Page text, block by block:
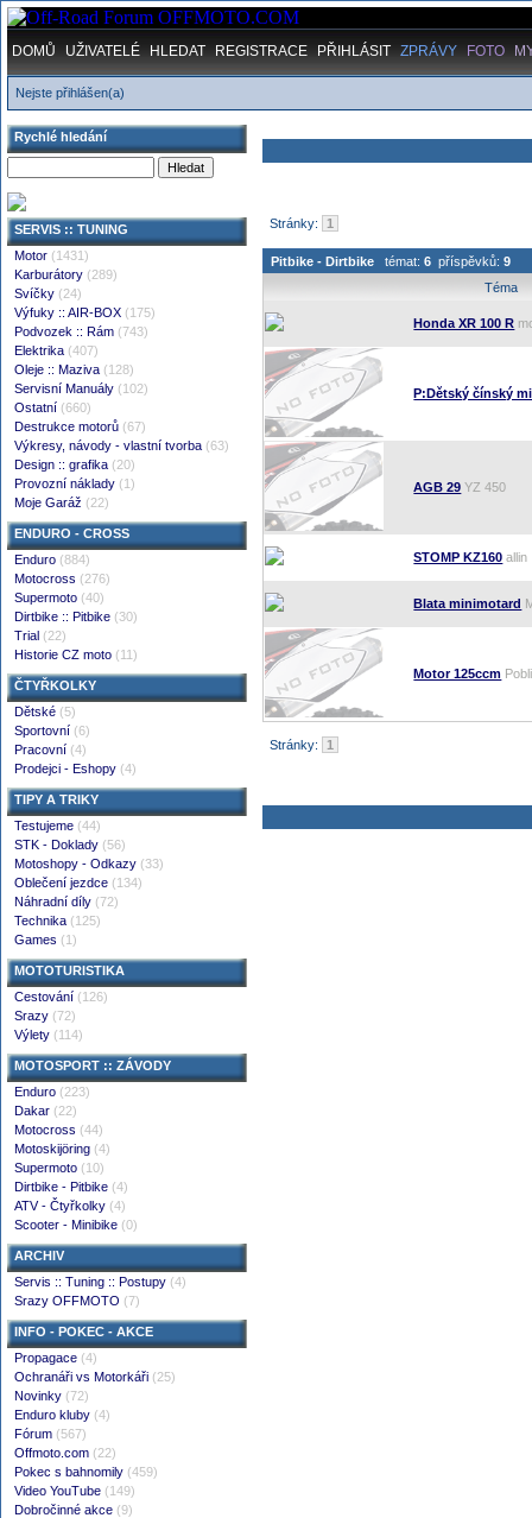
DOMŮ UŽIVATELÉ HLEDAT REGISTRACE PŘIHLÁSIT ZPRÁVY FOTO
Nejste přihlášen(a)
Rychlé hledání
SERVIS :: TUNING
Motor (1431)
Karburátory (289)
Svíčky (24)
Výfuky :: AIR-BOX (175)
Podvozek :: Rám (743)
Elektrika (407)
Oleje :: Maziva (128)
Servisní Manuály (102)
Ostatní (660)
Destrukce motorů (67)
Výkresy, návody - vlastní tvorba (63)
Design :: grafika (20)
Provozní náklady (1)
Moje Garáž (22)
ENDURO - CROSS
Enduro (884)
Motocross (276)
Supermoto (40)
Dirtbike :: Pitbike (30)
Trial (22)
Historie CZ moto (11)
ČTYŘKOLKY
Dětské (5)
Sportovní (6)
Pracovní (4)
Prodejci - Eshopy (4)
TIPY A TRIKY
Testujeme (44)
STK - Doklady (56)
Motoshopy - Odkazy (33)
Oblečení jezdce (134)
Náhradní díly (72)
Technika (125)
Games (1)
MOTOTURISTIKA
Cestování (126)
Srazy (72)
Výlety (114)
MOTOSPORT :: ZÁVODY
Enduro (223)
Dakar (22)
Motocross (44)
Motoskijöring (4)
Supermoto (10)
Dirtbike - Pitbike (4)
ATV - Čtyřkolky (4)
Scooter - Minibike (0)
ARCHIV
Servis :: Tuning :: Postupy (4)
Srazy OFFMOTO (7)
INFO - POKEC - AKCE
Propagace (4)
Ochranáři vs Motorkáři (25)
Novinky (72)
Enduro kluby (4)
Fórum (567)
Offmoto.com (22)
Pokec s bahnomily (459)
Video YouTube (149)
Dobročinné akce (9)
Stránky: 1
Pitbike - Dirtbike témat: 6příspěvků: 9
Téma
Honda XR 100 R
P:Dětský čínský
AGB 29 YZ 450
STOMP KZ160 allin
Blata minimotard
Motor 125ccm
Stránky: 1